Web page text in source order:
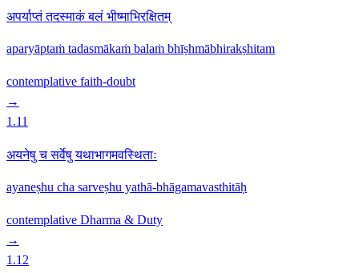
अपर्याप्तं तदस्माकं बलं भीष्माभिरक्षितम्
aparyāptaṁ tadasmākaṁ balaṁ bhīṣhmābhirakṣhitam
contemplative faith-doubt
→
1.11
अयनेषु च सर्वेषु यथाभागमवस्थिताः
ayaneṣhu cha sarveṣhu yathā-bhāgamavasthitāḥ
contemplative Dharma & Duty
→
1.12